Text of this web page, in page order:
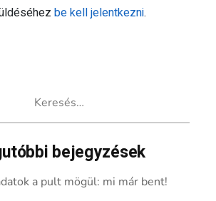
be kell jelentkezni.
bejegyzések
a pult mögül: mi már bent!